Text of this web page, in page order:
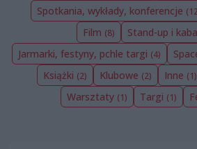
Spotkania, wykłady, konferencje
Film (8) Stand-up i
Jarmarki, festyny, pchle targi (4)
Książki (2) Klubowe (2) Inne (1)
Warsztaty (1) Targi (1)